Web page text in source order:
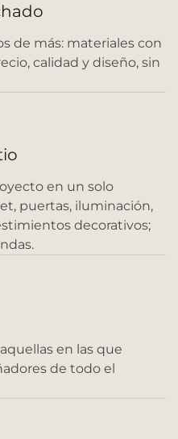
de más: materiales con
calidad y diseño, sin
en un solo
puertas, iluminación,
decorativos;
en las que
de todo el